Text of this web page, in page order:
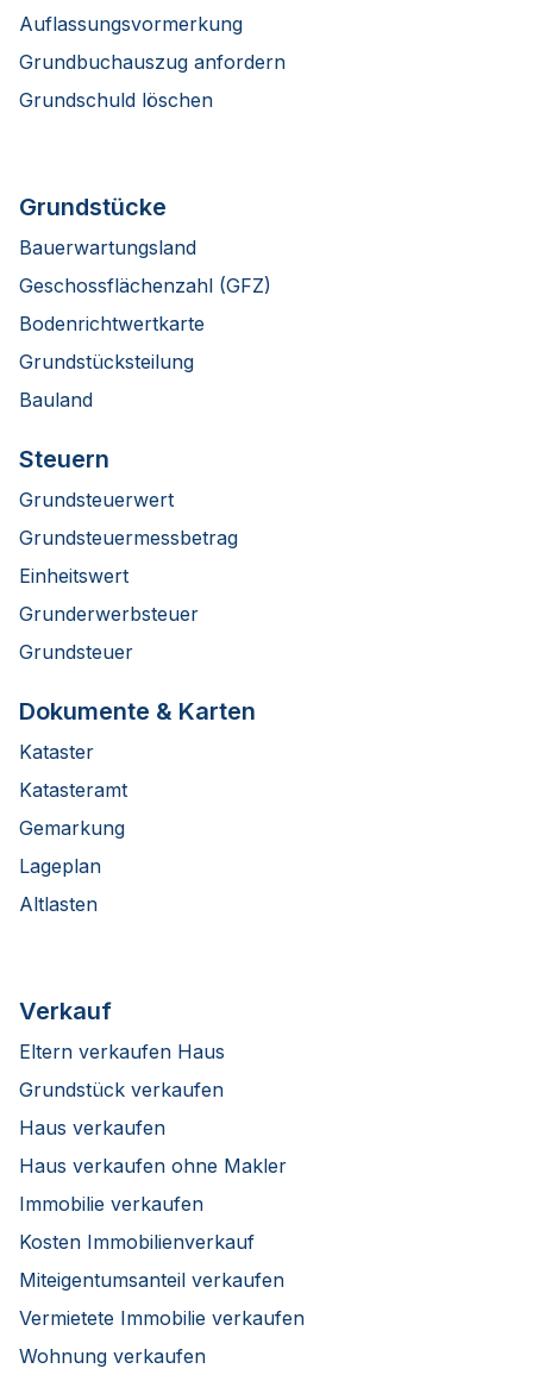
Auflassungsvormerkung
Grundbuchauszug anfordern
Grundschuld löschen
Grundstücke
Bauerwartungsland
Geschossflächenzahl (GFZ)
Bodenrichtwertkarte
Grundstücksteilung
Bauland
Steuern
Grundsteuerwert
Grundsteuermessbetrag
Einheitswert
Grunderwerbsteuer
Grundsteuer
Dokumente & Karten
Kataster
Katasteramt
Gemarkung
Lageplan
Altlasten
Verkauf
Eltern verkaufen Haus
Grundstück verkaufen
Haus verkaufen
Haus verkaufen ohne Makler
Immobilie verkaufen
Kosten Immobilienverkauf
Miteigentumsanteil verkaufen
Vermietete Immobilie verkaufen
Wohnung verkaufen